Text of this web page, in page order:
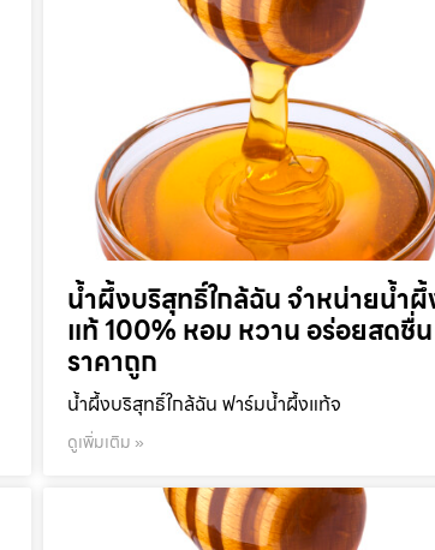
น้ำผึ้งบริสุทธิ์ใกล้ฉัน จำหน่ายน้ำผึ้
แท้ 100% หอม หวาน อร่อยสดชื่น
ราคาถูก
น้ำผึ้งบริสุทธิ์ใกล้ฉัน ฟาร์มน้ำผึ้งแท้จ
ดูเพิ่มเติม »